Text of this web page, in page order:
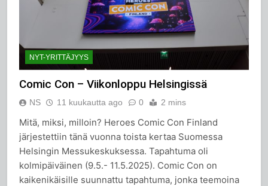
NYT-YRITTÄJYYS
Comic Con – Viikonloppu Helsingissä
NS 11 kuukautta ago 0 2 mins
Mitä, miksi, milloin? Heroes Comic Con Finland
järjestettiin tänä vuonna toista kertaa Suomessa
Helsingin Messukeskuksessa. Tapahtuma oli
kolmipäiväinen (9.5.- 11.5.2025). Comic Con on
kaikenikäisille suunnattu tapahtuma, jonka teemoina